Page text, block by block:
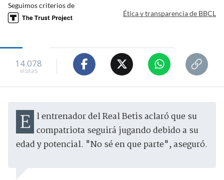
Seguimos criterios de
Ética y transparencia de BBCL
14.078
visitas
El entrenador del Real Betis aclaró que su compatriota seguirá jugando debido a su
edad y potencial. "No sé en que parte", aseguró.